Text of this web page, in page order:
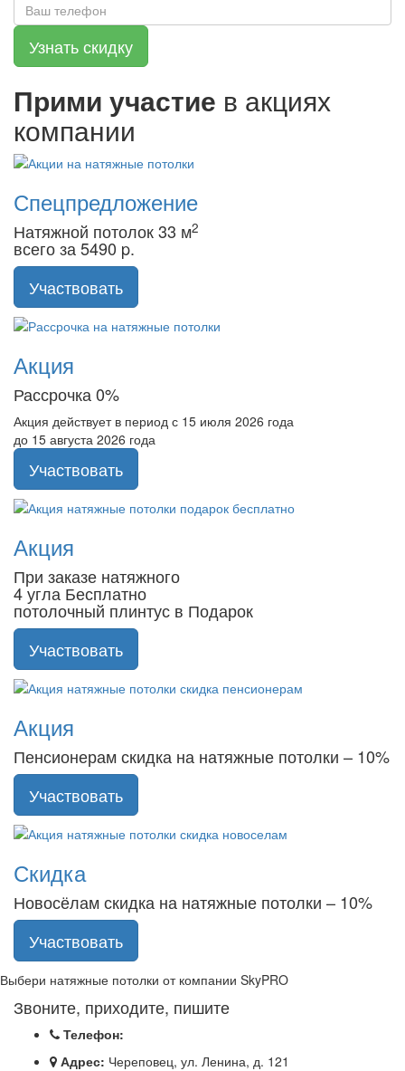
Прими участие в акциях
компании
Спецпредложение
Натяжной потолок 33 м2
всего за 5490 p.
Участвовать
Акция
Рассрочка 0%
Акция действует в период с 15 июля 2026 года
до 15 августа 2026 года
Участвовать
Акция
При заказе натяжного
4 угла Бесплатно
потолочный плинтус в Подарок
Участвовать
Акция
Пенсионерам скидка на натяжные потолки – 10%
Участвовать
Скидка
Новосёлам скидка на натяжные потолки – 10%
Участвовать
Выбери натяжные потолки от компании SkyPRO
Звоните, приходите, пишите
Телефон:
Адрес: Череповец, ул. Ленина, д. 121